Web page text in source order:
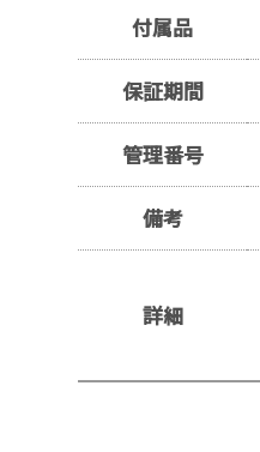
付属品
保証期間
管理番号
備考
詳細